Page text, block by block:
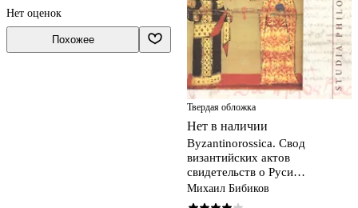
Нет оценок
Похожее
Твердая обложка
Нет в наличии
Byzantinorossica. Свод
византийских актов
свидетельств о Руси
(византийские акты X - XIII
вв.). III
Михаил Бибиков